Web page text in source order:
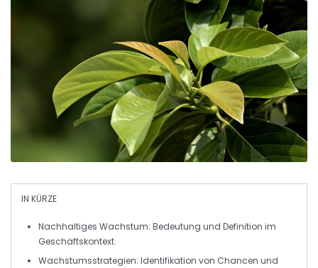
IN KÜRZE
Nachhaltiges Wachstum: Bedeutung und Definition im
Geschäftskontext.
Wachstumsstrategien: Identifikation von Chancen und